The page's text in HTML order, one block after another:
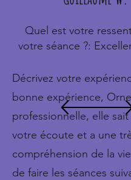
Quel est votre
votre séance ?:
Décrivez votre
bonne expérience,
professionnelle, elle
votre écoute et a une
compréhension de la
de faire les séances